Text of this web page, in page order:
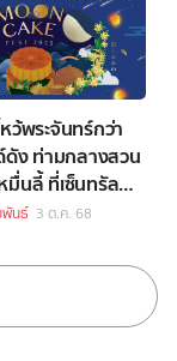
ว้พระจันทร์กว่า
ง ท่ามกลางสวน
นลี้ ที่เซ็นทรัล
พันธ์ 3 ต.ค. 68